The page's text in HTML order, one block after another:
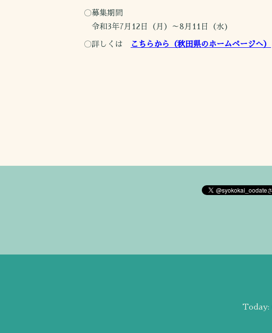
〇募集期間
令和3年7月12日（月）～8月11日（水)
〇詳しくは こちらから（秋田県のホームページへ）
Today: